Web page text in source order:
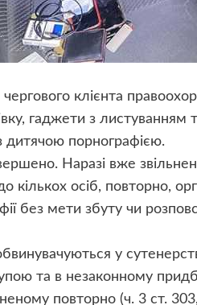
клієнта
гаджети з листуванням
дитячою порнографією.
Наразі вже
кількох осіб, повторно,
без мети збуту чи
у
та в незаконному
повторно (ч. 3 ст.